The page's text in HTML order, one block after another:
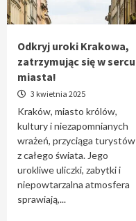
Odkryj uroki Krakowa,
zatrzymując się w sercu
miasta!
3 kwietnia 2025
Kraków, miasto królów,
kultury i niezapomnianych
wrażeń, przyciąga turystów
z całego świata. Jego
urokliwe uliczki, zabytki i
niepowtarzalna atmosfera
sprawiają,...